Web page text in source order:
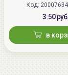
Код:
3.50 руб.
в